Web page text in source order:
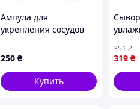
Ампула для
укрепления сосудов
Ampoule For
Strengthening Vessels
2 мл
250 ₴
Купить
кожи
30 мл
319 ₴
351₴